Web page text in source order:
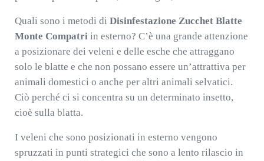
Quali sono i metodi di Disinfestazione Zucchet Blatte
Monte Compatriin esterno? C’è una grande attenzione
a posizionare dei veleni e delle esche che attraggano
solo le blatte e che non possano essere un’attrattiva per
animali domestici o anche per altri animali selvatici.
Ciò perché ci si concentra su un determinato insetto,
cioè sulla blatta.
I veleni che sono posizionati in esterno vengono
spruzzati in punti strategici che sono a lento rilascio in